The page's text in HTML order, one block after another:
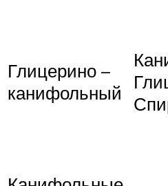
Глицерино –
канифольный